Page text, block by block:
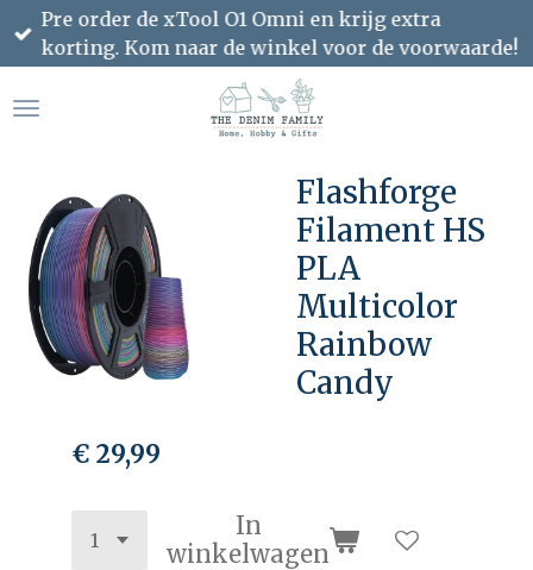
Ga
direct
de
Pre order de xTool O1 Omni en krijg extra
korting. Kom naar de winkel voor de voorwaarde!
Flashforge
Filament HS
PLA
Multicolor
Rainbow
Candy
€ 29,99
In
winkelwagen